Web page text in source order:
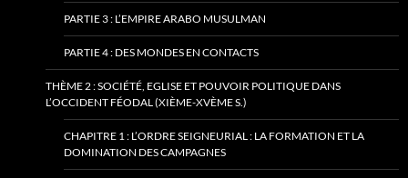
PARTIE 3 : L’EMPIRE ARABO MUSULMAN
PARTIE 4 : DES MONDES EN CONTACTS
THÈME 2 : SOCIÉTÉ, EGLISE ET POUVOIR POLITIQUE DANS
L’OCCIDENT FÉODAL (XIÈME-XVÈME S.)
CHAPITRE 1 : L’ORDRE SEIGNEURIAL : LA FORMATION ET LA
DOMINATION DES CAMPAGNES